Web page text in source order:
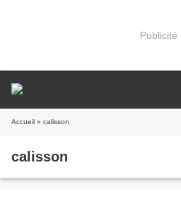
Publicité
Accueil » calisson
calisson